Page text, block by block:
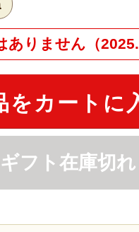
ありません（
をカートに
フト在庫切れ